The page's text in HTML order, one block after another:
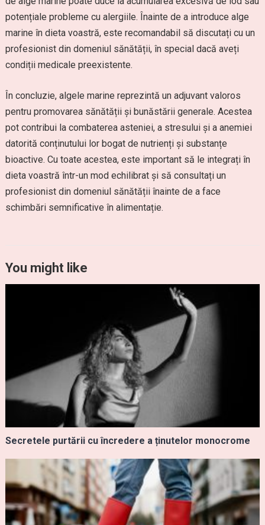
potențiale probleme cu alergiile. Înainte de a introduce alge
marine în dieta voastră, este recomandabil să discutați cu un
profesionist din domeniul sănătății, în special dacă aveți
condiții medicale preexistente.
În concluzie, algele marine reprezintă un adjuvant valoros
pentru promovarea sănătății și bunăstării generale. Acestea
pot contribui la combaterea asteniei, a stresului și a anemiei
datorită conținutului lor bogat de nutrienți și substanțe
bioactive. Cu toate acestea, este important să le integrați în
dieta voastră într-un mod echilibrat și să consultați un
profesionist din domeniul sănătății înainte de a face
schimbări semnificative în alimentație.
You might like
Secretele purtării cu încredere a ținutelor monocrome